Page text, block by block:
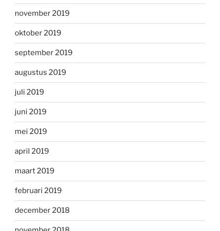
november 2019
oktober 2019
september 2019
augustus 2019
juli 2019
juni 2019
mei 2019
april 2019
maart 2019
februari 2019
december 2018